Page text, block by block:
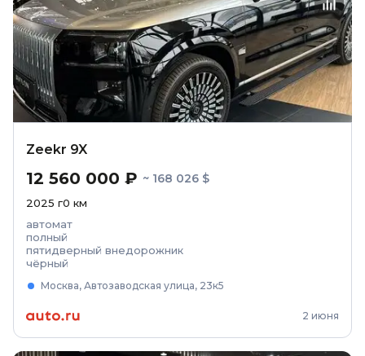
Zeekr 9X
12 560 000 ₽ ~ 168 026 $
2025 г0 км
автомат
полный
пятидверный внедорожник
чёрный
Москва, Автозаводская улица, 23к5
2 июня